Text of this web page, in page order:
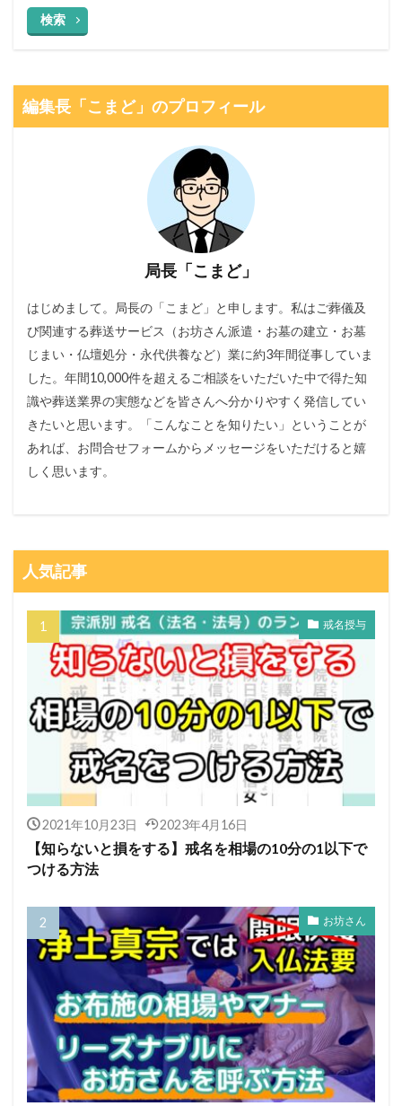
検索
編集長「こまど」のプロフィール
局長「こまど」
はじめまして。局長の「こまど」と申します。私はご葬儀及
び関連する葬送サービス（お坊さん派遣・お墓の建立・お墓
じまい・仏壇処分・永代供養など）業に約3年間従事していま
した。年間10,000件を超えるご相談をいただいた中で得た知
識や葬送業界の実態などを皆さんへ分かりやすく発信してい
きたいと思います。「こんなことを知りたい」ということが
あれば、お問合せフォームからメッセージをいただけると嬉
しく思います。
人気記事
戒名授与
2021年10月23日 2023年4月16日
【知らないと損をする】戒名を相場の10分の1以下で
つける方法
お坊さん